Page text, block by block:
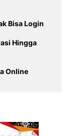
Bisa Login
Hingga
Online